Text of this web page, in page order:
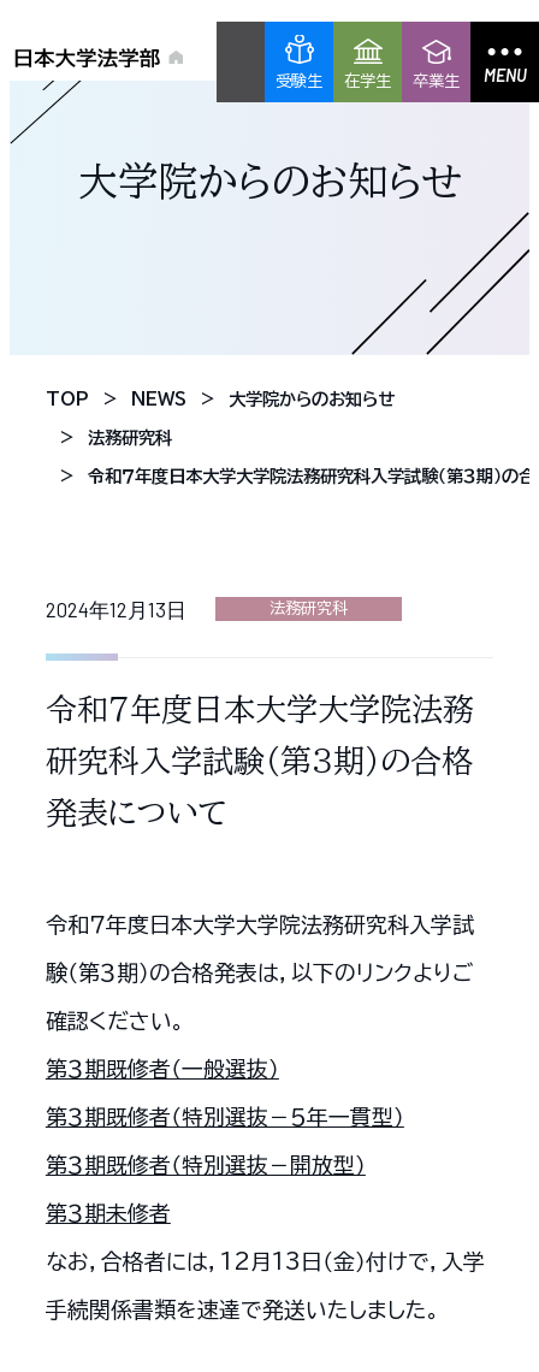
受験生 在学生 卒業生 MENU
大学院からのお知らせ
TOP NEWS 大学院からのお知らせ
法務研究科
令和７年度日本大学大学院法務研究科入学試験（第３期）の
2024年12月13日 法務研究科
令和７年度日本大学大学院法務
研究科入学試験（第３期）の合格
発表について
令和７年度日本大学大学院法務研究科入学試
験（第３期）の合格発表は，以下のリンクよりご
確認ください。
第３期既修者（一般選抜）
第３期既修者（特別選抜－５年一貫型）
第３期既修者（特別選抜－開放型）
第３期未修者
なお，合格者には，12月13日（金）付けで，入学
手続関係書類を速達で発送いたしました。